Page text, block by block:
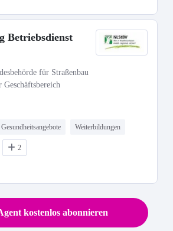
Betriebsdienst
für Straßenbau
Gesundheitsangebote Weiterbildungen
2
kostenlos abonnieren